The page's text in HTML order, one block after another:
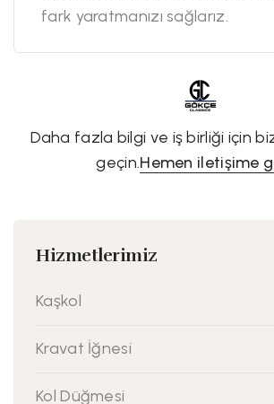
Hizmetlerimiz
Kaşkol
Kravat İğnesi
Kol Düğmesi
fark yaratmanızı sağlarız.
Daha fazla bilgi ve iş birliği için
geçin.Hemen iletişime